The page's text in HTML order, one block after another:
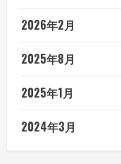
2026年2月
2025年8月
2025年1月
2024年3月